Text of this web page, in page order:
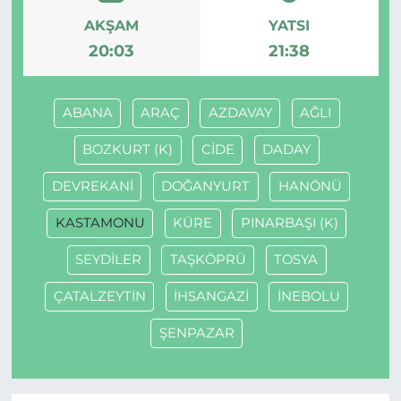
AKŞAM
20:03
YATSI
21:38
ABANA ARAÇ AZDAVAY AĞLI
BOZKURT (K) CİDE DADAY
DEVREKANİ DOĞANYURT HANÖNÜ
KASTAMONU KÜRE PINARBAŞI (K)
SEYDİLER TAŞKÖPRÜ TOSYA
ÇATALZEYTİN İHSANGAZİ İNEBOLU
ŞENPAZAR